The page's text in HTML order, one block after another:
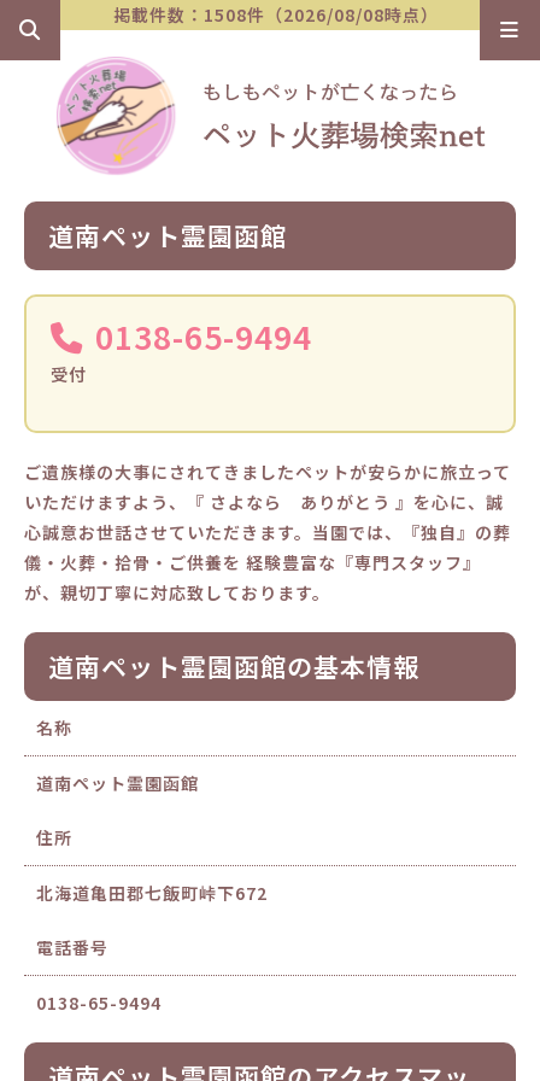
掲載件数：1508件（2026/08/08時点）
道南ペット霊園函館
0138-65-9494
受付
ご遺族様の大事にされてきましたペットが安らかに旅立って
いただけますよう、『 さよなら ありがとう 』を心に、誠
心誠意お世話させていただきます。当園では、『独自』の葬
儀・火葬・拾骨・ご供養を 経験豊富な『専門スタッフ』
が、親切丁寧に対応致しております。
道南ペット霊園函館の基本情報
名称
道南ペット霊園函館
住所
北海道亀田郡七飯町峠下672
電話番号
0138-65-9494